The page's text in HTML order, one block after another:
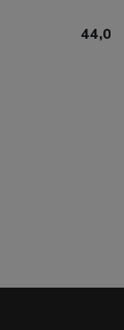
44,00